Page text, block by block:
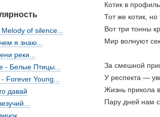
Котик в
Тот же котик,
Вот три тонны
Мир волнуют
За смешной
У респекта —
Жизнь прикола
Пару дней нам
of silence...
я знаю...
реки...
- Белые Птицы...
Forever Young...
давай